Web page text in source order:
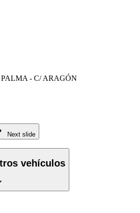
- C/ ARAGÓN
Next slide
vehículos